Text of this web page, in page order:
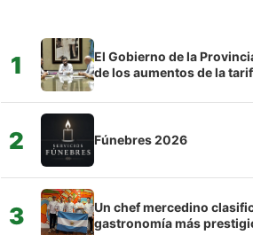
1
El Gobierno de la
de los aumentos de la
2 Fúnebres 2026
3
Un chef mercedino
gastronomía más